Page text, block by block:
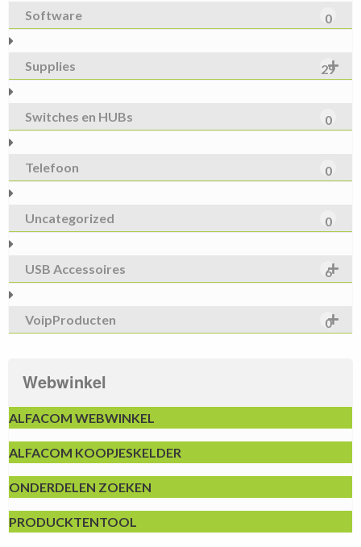
Software 0
Supplies 29
Switches en HUBs 0
Telefoon 0
Uncategorized 0
USB Accessoires 6
VoipProducten 0
Webwinkel
ALFACOM WEBWINKEL
ALFACOM KOOPJESKELDER
ONDERDELEN ZOEKEN
PRODUCKTENTOOL